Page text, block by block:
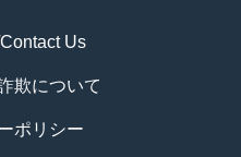
Us
欺について
ポリシー